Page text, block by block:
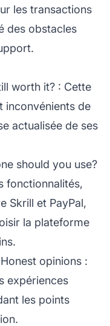
les transactions
des obstacles
worth it? : Cette
inconvénients de
actualisée de ses
should you use?
fonctionnalités,
Skrill et PayPal,
la plateforme
opinions :
expériences
les points